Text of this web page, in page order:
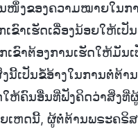
ໜຶ່ງຂອງຄວາມໝາຍໃນ
າເຮັດເລື່ອງນ້ອຍໃຫ້ເປັນ
ຂົາຕ້ອງການເຮັດໃຫ້ມັນເ
ເປັນຂໍ້ອ້າງໃນການຕໍ່ຕ້າ
ໃຫ້ຄົນອື່ນທີ່ຟັງຄິດວ່າສິ່ງ
ເຫດນີ້, ຜູ້ຕໍ່ຕ້ານພຣະຄຣິ